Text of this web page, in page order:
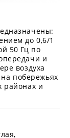
до 0,6/1
50 Гц по
и
воздуха
побережьях
районах и